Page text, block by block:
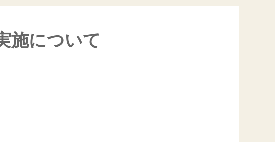
施について